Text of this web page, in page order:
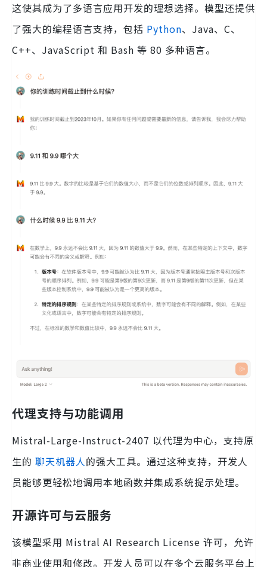
这使其成为了多语言应用开发的理想选择。模型还提供
了强大的编程语言支持，包括 Python、Java、C、
C++、JavaScript 和 Bash 等 80 多种语言。
代理支持与功能调用
Mistral-Large-Instruct-2407 以代理为中心，支持原
生的 聊天机器人 的强大工具。通过这种支持，开发人
员能够更轻松地调用本地函数并集成系统提示处理。
开源许可与云服务
该模型采用 Mistral AI Research License 许可，允许
非商业使用和修改。开发人员可以在多个云服务平台上